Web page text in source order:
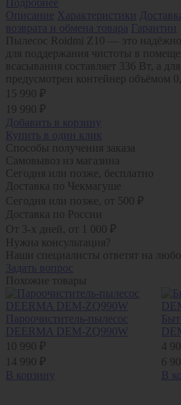
Описание Характеристики
возврата и обмена товара Гарантии
Пылесос Roidmi Z10 — это
для поддержания чистоты в
всасывания составляет 336 Вт, а
предусмотрен контейнер объёмом
15 990 ₽
19 990 ₽
Добавить в корзину
Купить в один клик
Способы получения заказа
Самовывоз из магазина
Сегодня или позже, бесплатно
Доставка по Чекмагуше
Сегодня или позже, от 500 ₽
Доставка по России
От 3-х дней, от 1 000 ₽
Нужна консультация?
Наши специалисты ответят на
Задать вопрос
Похожие товары
Пароочиститель-пылесос
DEERMA DEM-ZQ990W
10 990 ₽
14 990 ₽
В корзину
4
6
В